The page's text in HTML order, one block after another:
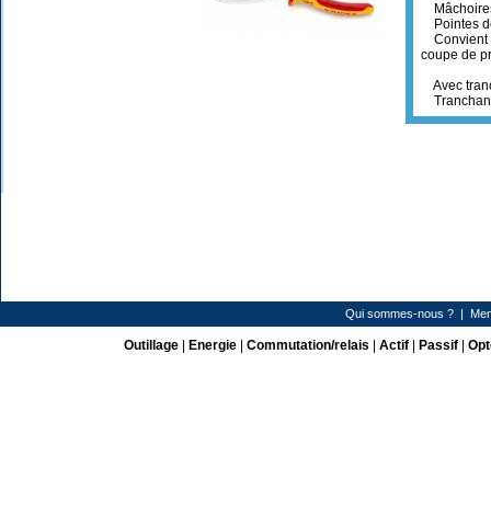
Pointes
Convient
coupe de
Avec
Qui sommes-nous ? |
Outillage| Energie| Commutation/relais Actif| Passif|